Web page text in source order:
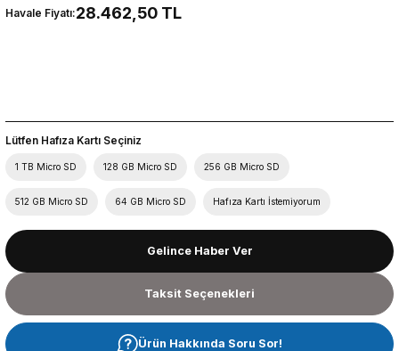
Havale Fiyatı:28.462,50 TL
Lütfen Hafıza Kartı Seçiniz
1 TB Micro SD 128 GB Micro SD 256 GB Micro SD
512 GB Micro SD 64 GB Micro SD Hafıza Kartı İstemiyorum
Gelince Haber Ver
Taksit Seçenekleri
Ürün Hakkında Soru Sor!